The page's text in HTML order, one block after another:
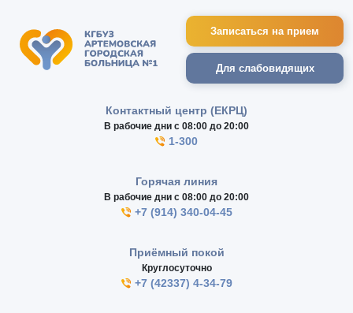
Записаться на прием
Для слабовидящих
Контактный центр (ЕКРЦ)
В рабочие дни с 08:00 до 20:00
1-300
Горячая линия
В рабочие дни с 08:00 до 20:00
+7 (914) 340-04-45
Приёмный покой
Круглосуточно
+7 (42337) 4-34-79